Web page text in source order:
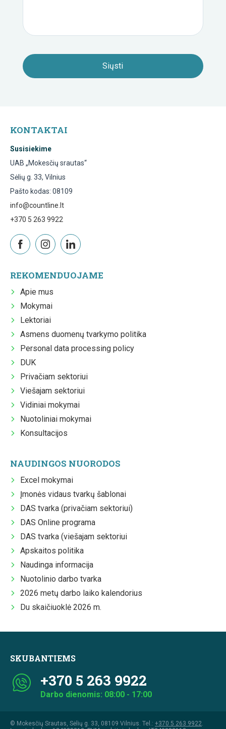
KONTAKTAI
Susisiekime
UAB „Mokesčių srautas“
Sėlių g. 33, Vilnius
Pašto kodas: 08109
info@countline.lt
+370 5 263 9922
REKOMENDUOJAME
Apie mus
Mokymai
Lektoriai
Asmens duomenų tvarkymo politika
Personal data processing policy
DUK
Privačiam sektoriui
Viešajam sektoriui
Vidiniai mokymai
Nuotoliniai mokymai
Konsultacijos
NAUDINGOS NUORODOS
Excel mokymai
Įmonės vidaus tvarkų šablonai
DAS tvarka (privačiam sektoriui)
DAS Online programa
DAS tvarka (viešajam sektoriui
Apskaitos politika
Naudinga informacija
Nuotolinio darbo tvarka
2026 metų darbo laiko kalendorius
Du skaičiuoklė 2026 m.
SKUBANTIEMS
+370 5 263 9922
Darbo dienomis: 08:00 - 17:00
© Mokesčių Srautas, Sėlių g. 33, 08109 Vilnius. Tel.: +370 5 263 9922